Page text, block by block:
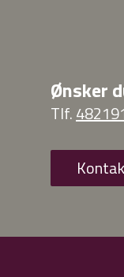
Ønsker
Tlf.